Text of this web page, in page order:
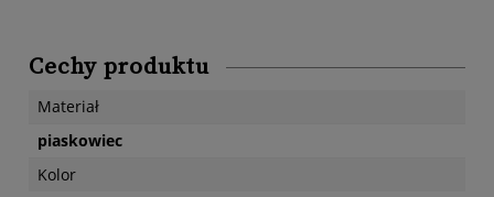
Cechy produktu
Materiał
piaskowiec
Kolor